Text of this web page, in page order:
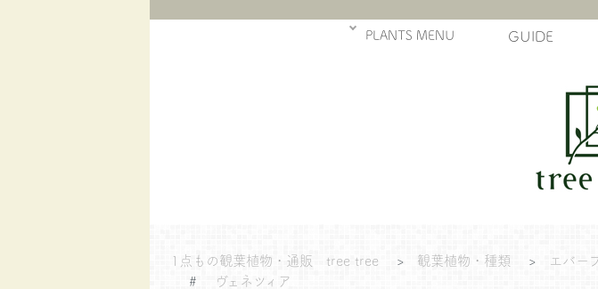
PLANTS MENU GUIDE
1点もの観葉植物・通販 tree tree > 観葉植物・種類 > エバー
#
ヴェネツィア